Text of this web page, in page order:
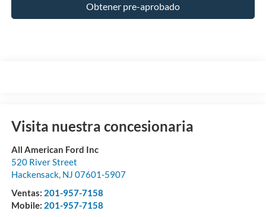
Obtener pre-aprobado
Visita nuestra concesionaria
All American Ford Inc
520 River Street
Hackensack, NJ 07601-5907
Ventas: 201-957-7158
Mobile: 201-957-7158